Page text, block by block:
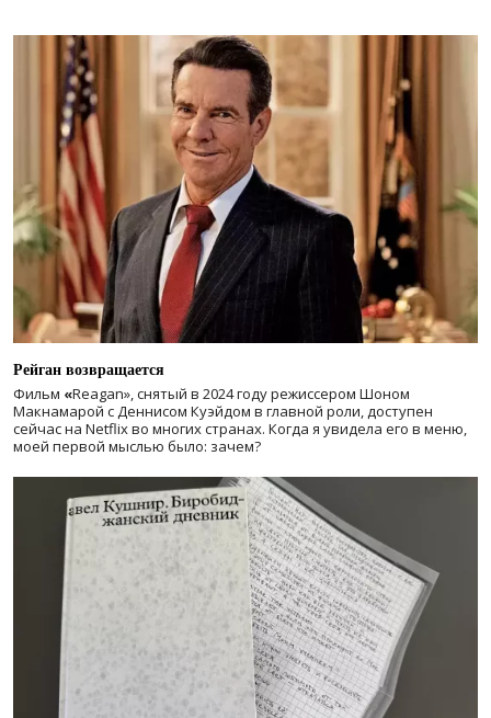
Рейган возвращается
Фильм «Reagan», снятый в 2024 годурежиссером Шоном
Макнамарой с Деннисом Куэйдом в главной роли, доступен
сейчас на Netflix во многих странах. Когда я увидела его в меню,
моей первой мыслью было: зачем?